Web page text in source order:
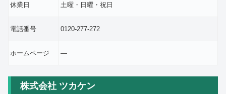
休業日 土曜・日曜・祝日
電話番号 0120-277-272
ホームページ ―
株式会社 ツカケン